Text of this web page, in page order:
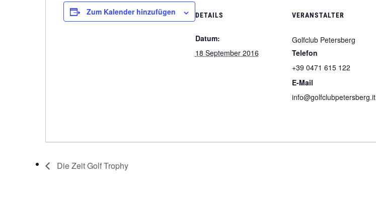
Zum Kalender hinzufügen DETAILS
Datum:
18 September 2016
VERANSTALTER
Golfclub Petersberg
Telefon
+39 0471 615 122
E-Mail
info@golfclubpetersberg.it
Die Zeit Golf Trophy